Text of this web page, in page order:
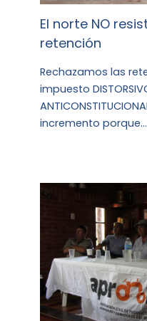
El norte NO
retención
Rechazamos las
impuesto
incremento porque…